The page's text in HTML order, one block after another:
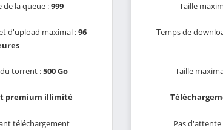
de la queue :999
d'upload maximal :96
torrent :500 Go
premium illimité
téléchargement
Taille
Temps de
Taille
Pas